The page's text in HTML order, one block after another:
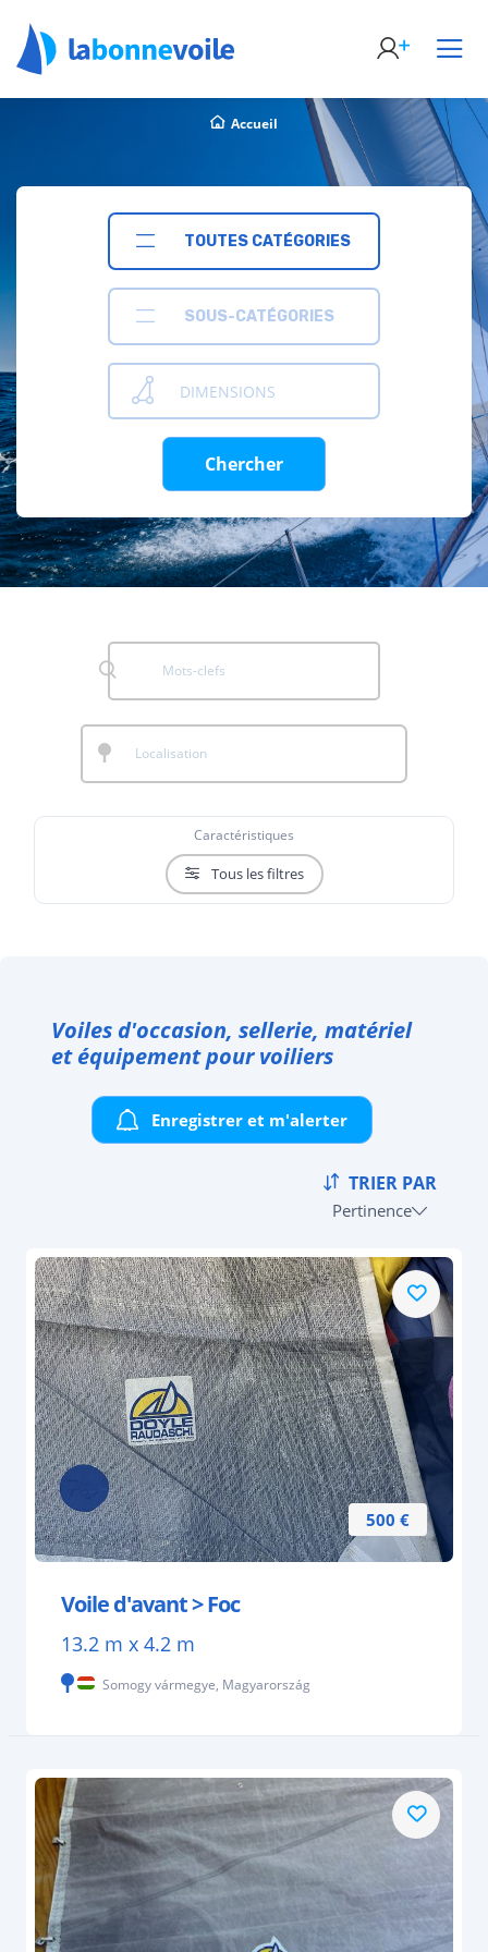
Accueil
TOUTES CATÉGORIES
SOUS-CATÉGORIES
DIMENSIONS
Chercher
Caractéristiques
Tous les filtres
Voiles d'occasion, sellerie, matériel
et équipement pour voiliers
Enregistrer et m'alerter
TRIER PAR
Pertinence
500 €
Voile d'avant > Foc
13.2 m x 4.2 m
Somogy vármegye, Magyarország